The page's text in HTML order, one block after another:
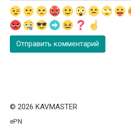
© 2026 KAVMASTER
ePN